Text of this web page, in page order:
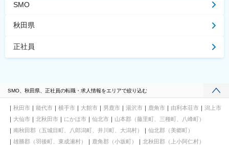
SMO
秋田県
正社員
SMO、秋田県、正社員の転職・求人情報をエリアで絞り込む
秋田市 能代市 横手市 大館市 男鹿市 湯沢市 鹿角市 由利本荘市
潟上市
大仙市
北秋田市 にかほ市 仙北市
山本郡（藤里町、三種町、八峰町）
南秋田郡（五城目町、八郎潟町、井川町、大潟村）
仙北郡（美郷町）
雄勝郡（羽後町、東成瀬村）
鹿角郡（小坂町） 北秋田郡（上小阿仁村）